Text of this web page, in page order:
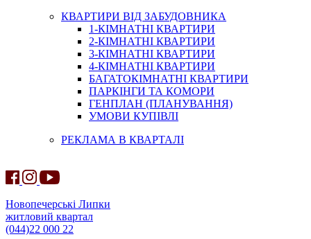
КВАРТИРИ ВІД ЗАБУДОВНИКА
1-КІМНАТНІ КВАРТИРИ
2-КІМНАТНІ КВАРТИРИ
3-КІМНАТНІ КВАРТИРИ
4-КІМНАТНІ КВАРТИРИ
БАГАТОКІМНАТНІ КВАРТИРИ
ПАРКІНГИ ТА КОМОРИ
ГЕНПЛАН (ПЛАНУВАННЯ)
УМОВИ КУПІВЛІ
РЕКЛАМА В КВАРТАЛІ
Новопечерські Липки
житловий квартал
(044)22 000 22